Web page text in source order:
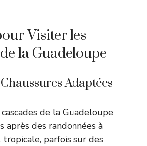
Visiter les
la Guadeloupe
Adaptées
de la Guadeloupe
après des randonnées à
parfois sur des